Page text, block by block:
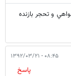
و تحجر بازنده
۰۸:۴۵ - ۱۳۹۲/۰۳/۲۱
پاسخ